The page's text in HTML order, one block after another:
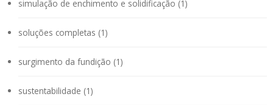
simulação de enchimento e solidificação (1)
soluções completas (1)
surgimento da fundição (1)
sustentabilidade (1)